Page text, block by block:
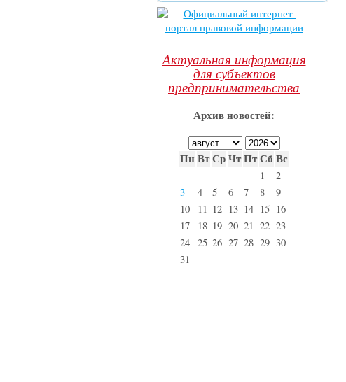
Актуальная информация
для субъектов
предпринимательства
Архив новостей:
Пн ВтСрЧтПтСб Вс
1
2
3
4 5 6 7 8
9
10
11 12 13 14 15 16
17
18 19 20 21 22 23
24 25 26 27 28 29 30
31